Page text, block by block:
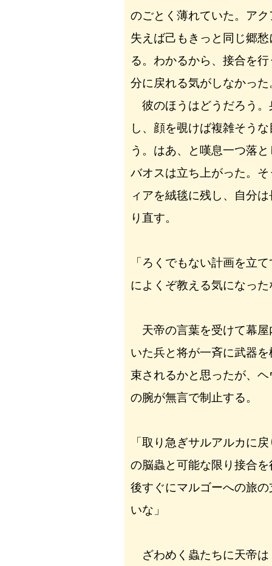
のごとく薄れていた。ア
失えば己もきっと同じ郷
る。わかるから、接合を
分に戻れる気がしなかった
彼のほうはどうだろう。
し、顔を覗けば複雑そう
う。はあ、と嘆息一つ落
バオスは立ち上がった。
ィアを絨毯に残し、自分
り直す。
「ろくでもない計画を立
によくぞ教える気になった
天帝の言葉を受けて幕屋
いた兵と将が一斉に武器
束されるかと思ったが、
の腕が無言で制止する。
「取り急ぎサルアルカに
の脳蟲と可能な限り接合
後すぐにマルゴーへの旅
いな」
ざわめく蟲たちに天帝は